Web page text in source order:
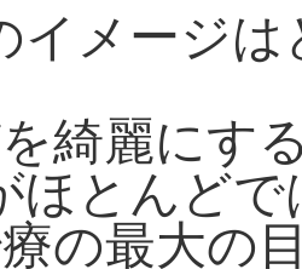
イメージ
綺麗にす
ほとんど
の最大の